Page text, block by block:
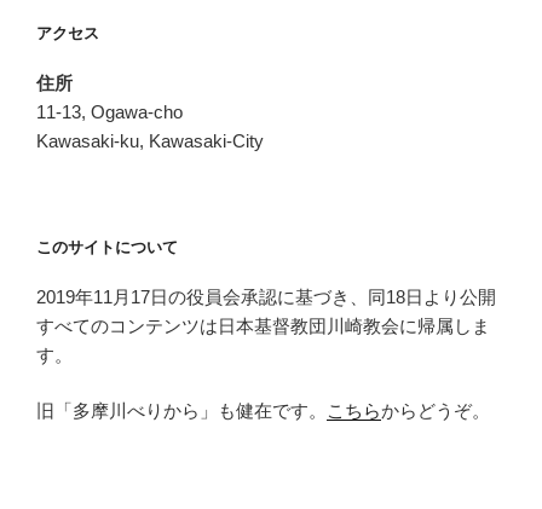
アクセス
住所
11-13, Ogawa-cho
Kawasaki-ku, Kawasaki-City
このサイトについて
2019年11月17日の役員会承認に基づき、同18日より公開
すべてのコンテンツは日本基督教団川崎教会に帰属しま
す。
旧「多摩川べりから」も健在です。 こちらからどうぞ。